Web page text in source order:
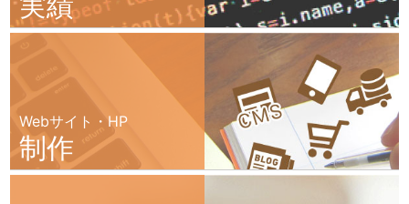
Webサイト・HP
制作